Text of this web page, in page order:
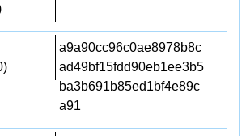
a9a90cc96c0ae8978b8c
ad49bf15fdd90eb1ee3b5
ba3b691b85ed1bf4e89c
a91